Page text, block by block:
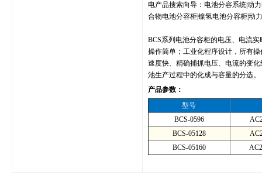
电产品搜索向导：电池分容系统|动
合物电池分容柜|镍氢电池分容柜|动
BCS系列电池分容柜的电压、电流
操作简单；工业化程序设计，所有
速度快、精确捕抓电压、电流的变
池生产过程中的化成与容量的分选。
产品参数：
型号
BCS-0596
BCS-05128
BCS-05160